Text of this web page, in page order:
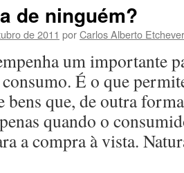
de ninguém?
de 2011 porCarlos Alberto
um importante
consumo. É o que
bens que, de outra
quando o
a compra à vista.